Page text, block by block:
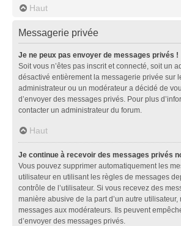
Haut
Messagerie privée
Je ne peux pas envoyer de messages privés !
Soit vous n’êtes pas inscrit et connecté, soit un
désactivé entièrement la messagerie privée sur
administrateur ou un modérateur a décidé de
d’envoyer des messages privés. Pour plus
contacter un administrateur du forum.
Haut
Je continue à recevoir des messages privés
Vous pouvez supprimer automatiquement les
utilisateur en utilisant les règles de messages
contrôle de l’utilisateur. Si vous recevez des
manière abusive de la part d’un autre utilisateur,
messages aux modérateurs. Ils peuvent
d’envoyer des messages privés.